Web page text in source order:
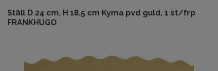
Ställ D 24 cm, H 18,5 cm Kyma pvd guld, 1 st/frp
FRANKHUGO